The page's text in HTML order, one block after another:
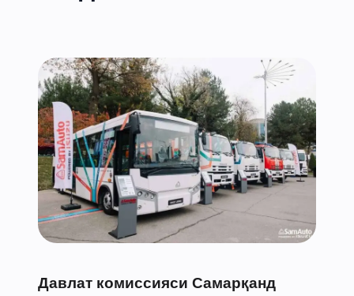
Давлат комиссияси Самарқанд